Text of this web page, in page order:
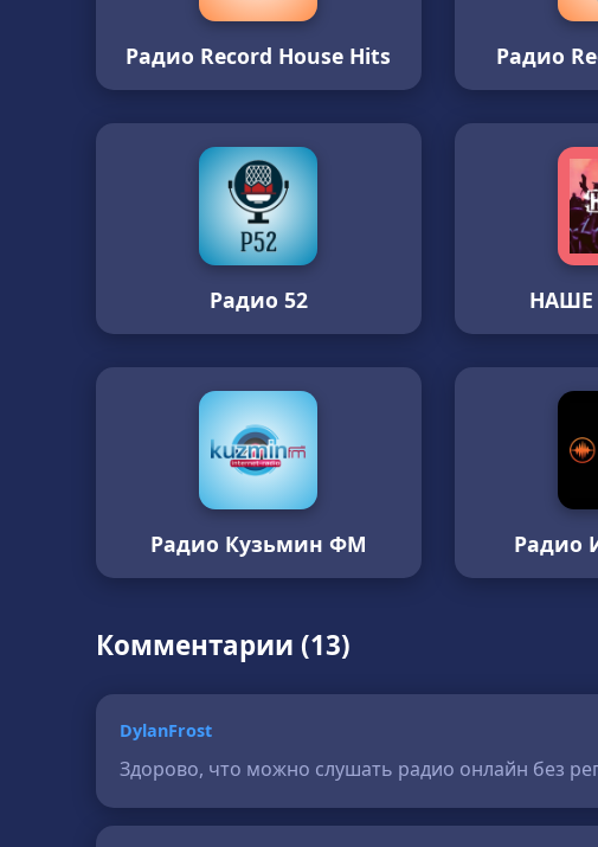
Радио Record House Hits Радио
Радио 52 НАШЕ
Радио Кузьмин ФМ Радио
Комментарии (13)
DylanFrost
Здорово, что можно слушать радио онлайн без